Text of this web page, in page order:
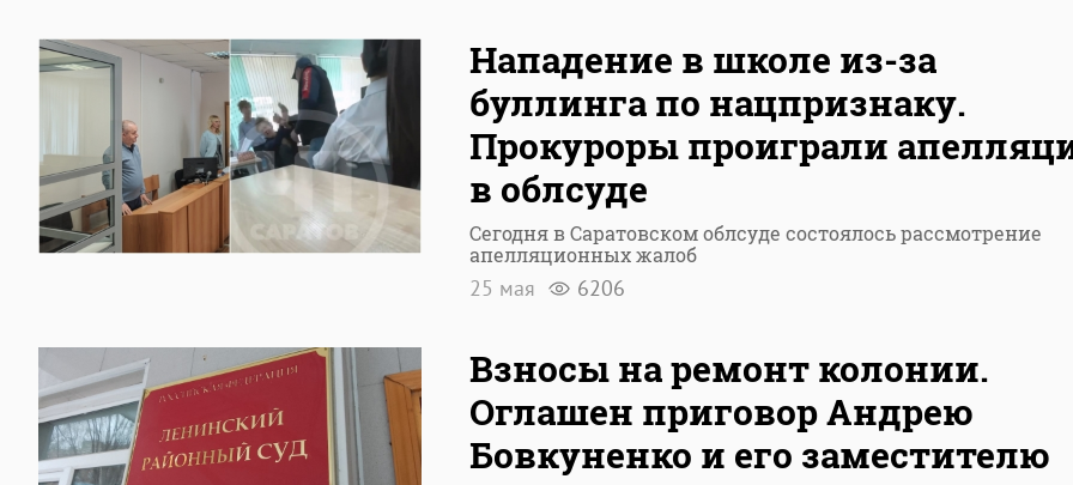
Нападение в школе из-за
буллинга по нацпризнаку.
Прокуроры проиграли
в облсуде
Сегодня в Саратовском облсуде состоялось рассмотрение
апелляционных жалоб
25 мая 6206
Взносы на ремонт колонии.
Оглашен приговор Андрею
Бовкуненко и его заместителю